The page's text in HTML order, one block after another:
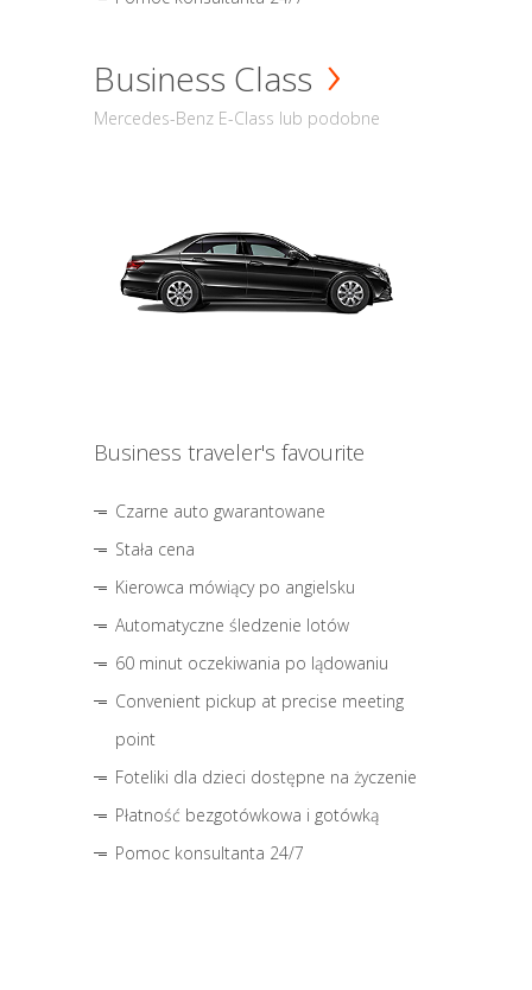
Business Class
Mercedes-Benz E-Class lub podobne
Business traveler's favourite
Czarne auto gwarantowane
Stała cena
Kierowca mówiący po angielsku
Automatyczne śledzenie lotów
60 minut oczekiwania po lądowaniu
Convenient pickup at precise meeting
point
Foteliki dla dzieci dostępne na życzenie
Płatność bezgotówkowa i gotówką
Pomoc konsultanta 24/7